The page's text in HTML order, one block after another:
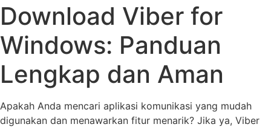
Download Viber for
Windows: Panduan
Lengkap dan Aman
Apakah Anda mencari aplikasi komunikasi yang mudah
digunakan dan menawarkan fitur menarik? Jika ya, Viber